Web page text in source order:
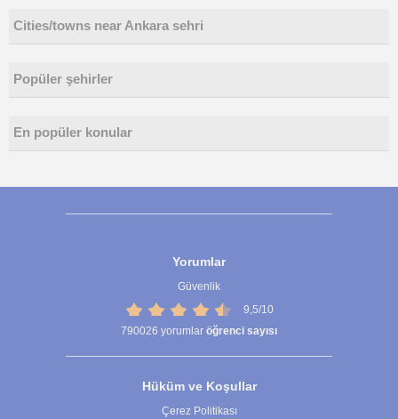
Cities/towns near Ankara sehri
Popüler şehirler
En popüler konular
Yorumlar
Güvenlik
9,5/10
790026 yorumlar öğrenci sayısı
Hüküm ve Koşullar
Çerez Politikası